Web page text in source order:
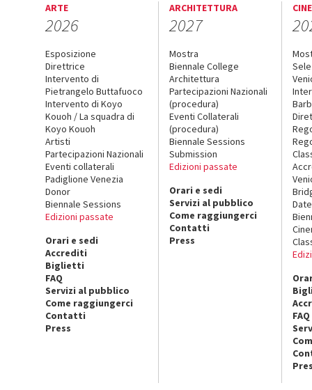
ARTE
2026
Esposizione
Direttrice
Intervento di
Pietrangelo Buttafuoco
Intervento di Koyo
Kouoh / La squadra di
Koyo Kouoh
Artisti
Partecipazioni Nazionali
Eventi collaterali
Padiglione Venezia
Donor
Biennale Sessions
Edizioni passate
Orari e sedi
Accrediti
Biglietti
FAQ
Servizi al pubblico
Come raggiungerci
Contatti
Press
ARCHITETTURA
2027
Mostra
Biennale College
Architettura
Partecipazioni Nazionali
(procedura)
Eventi Collaterali
(procedura)
Biennale Sessions
Submission
Edizioni passate
Orari e sedi
Servizi al pubblico
Come raggiungerci
Contatti
Press
FAQ